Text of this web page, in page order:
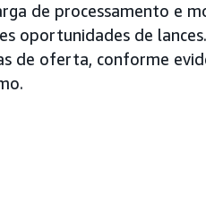
de processamento e
oportunidades de
de oferta, conforme